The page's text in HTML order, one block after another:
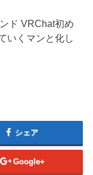
ド VRChat初め
いくマンと化し
シェア
Google+